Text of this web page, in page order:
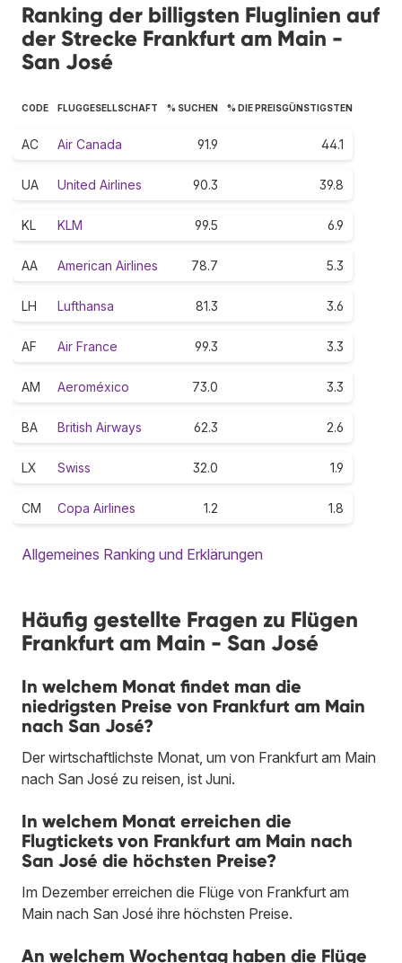
Ranking der billigsten Fluglinien auf
der Strecke Frankfurt am Main -
San José
CODE FLUGGESELLSCHAFT % SUCHEN % DIE PREISGÜNSTIGSTEN
AC Air Canada 91.9 44.1
UA United Airlines 90.3 39.8
KL KLM 99.5 6.9
AA American Airlines 78.7 5.3
LH Lufthansa 81.3 3.6
AF Air France 99.3 3.3
AM Aeroméxico 73.0 3.3
BA British Airways 62.3 2.6
LX Swiss 32.0 1.9
CM Copa Airlines 1.2 1.8
Allgemeines Ranking und Erklärungen
Häufig gestellte Fragen zu Flügen
Frankfurt am Main - San José
In welchem Monat findet man die
niedrigsten Preise von Frankfurt am Main
nach San José?
Der wirtschaftlichste Monat, um von Frankfurt am Main
nach San José zu reisen, ist Juni.
In welchem Monat erreichen die
Flugtickets von Frankfurt am Main nach
San José die höchsten Preise?
Im Dezember erreichen die Flüge von Frankfurt am
Main nach San José ihre höchsten Preise.
An welchem Wochentag haben die Flüge